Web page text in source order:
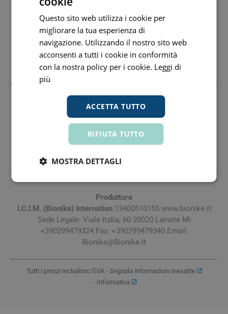
Conservazione
Validità a confezionamento integro: 36 mesi.
Formato
Vasetto.
Produttore
I.C.I.M. (Bionike) Internation13400510155 www.bionike.it
Sede Legale: Viale Italia, 60 20020 Lainate Mi
+390299479324 Fax: +390299479340 Email:
Produttore
I.C.I.M. (Bionike) Internation13400510155 www.bionike.it
Sede Legale: Viale Italia, 60 20020 Lainate Mi
+390299479324 Fax: +390299479340 Email:
Bionike@Bionike.It
Tutti i prezzi includono l'IVA - Segnala informazioni inesatte
- Informativa
Questo sito web utilizza i cookie per
migliorare la tua esperienza di
navigazione. Utilizzando il nostro sito web
acconsenti a tutti i cookie in conformità
con la nostra policy per i cookie. Leggi di
più
ACCETTA TUTTO
RIFIUTA TUTTO
MOSTRA DETTAGLI